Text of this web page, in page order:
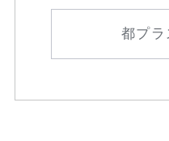
都プラ